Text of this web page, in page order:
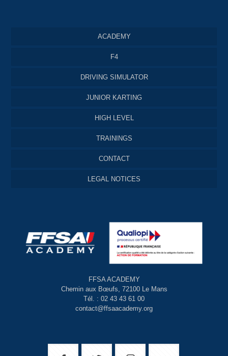
ACADEMY
F4
DRIVING SIMULATOR
JUNIOR KARTING
HIGH LEVEL
TRAININGS
CONTACT
LEGAL NOTICES
FFSA ACADEMY
Chemin aux Bœufs, 72100 Le Mans
Tél. : 02 43 43 61 00
contact@ffsaacademy.org